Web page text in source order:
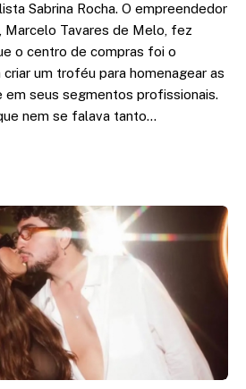
Sabrina Rocha. O empreendedor
Marcelo Tavares de Melo, fez
o centro de compras foi o
criar um troféu para homenagear as
em seus segmentos profissionais.
nem se falava tanto…